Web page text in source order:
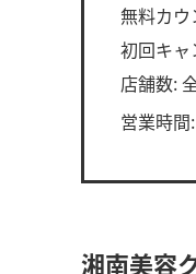
無料カウ
初回キャ
店舗数:
営業時間:
湘南美容